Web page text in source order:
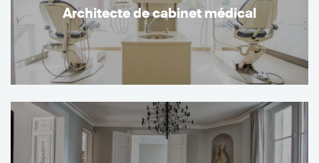
Architecte de cabinet médical